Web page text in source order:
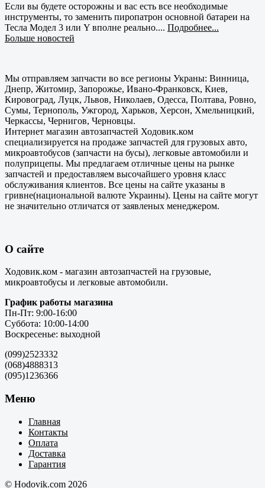
Если вы будете осторожны и вас есть все необходимые
инструменты, то заменить пиропатрон основной батареи на
Тесла Модел 3 или Y вполне реально.... Подробнее...
Больше новостей
Мы отправляем запчасти во все регионы Украны: Винница,
Днепр, Житомир, Запорожье, Ивано-Франковск, Киев,
Кировоград, Луцк, Львов, Николаев, Одесса, Полтава, Ровно,
Сумы, Тернополь, Ужгород, Харьков, Херсон, Хмельницкий,
Черкассы, Чернигов, Черновцы.
Интернет магазин автозапчастей Ходовик.ком
специализируется на продаже запчастей для грузовых авто,
микроавтобусов (запчасти на бусы), легковые автомобили и
полуприцепы. Мы предлагаем отличные цены на рынке
запчастей и предоставляем высочайшего уровня класс
обслуживания клиентов. Все цены на сайте указаны в
гривне(национальной валюте Украины). Цены на сайте могут
не значительно отличатся от заявленых менеджером.
О сайте
Ходовик.ком - магазин автозапчастей на грузовые,
микроавтобусы и легковые автомобили.
График работы магазина
Пн-Пт: 9:00-16:00
Суббота: 10:00-14:00
Воскресенье: выходной
(099)2523332
(068)4888313
(095)1236366
Меню
Главная
Контакты
Оплата
Доставка
Гарантия
© Hodovik.com 2026